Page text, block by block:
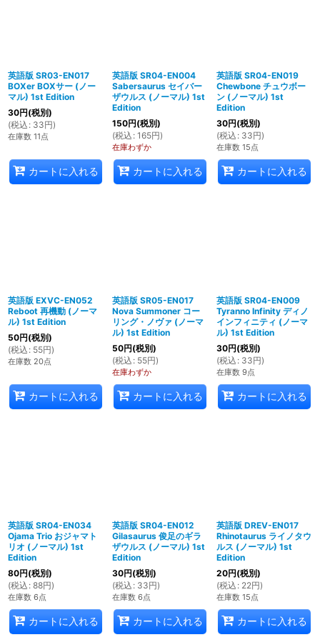
英語版 SR03-EN017
BOXer BOXサー (ノー
マル) 1st Edition
30円(税別)
(税込 : 33円)
在庫数 11点
カートに入れる
英語版 SR04-EN004
Sabersaurus セイバー
ザウルス (ノーマル) 1st
Edition
150円(税別)
(税込 : 165円)
在庫わずか
カートに入れる
英語版 SR04-EN019
Chewbone チュウボー
ン (ノーマル) 1st
Edition
30円(税別)
(税込 : 33円)
在庫数 15点
カートに入れる
英語版 EXVC-EN052
Reboot 再機動 (ノーマ
ル) 1st Edition
50円(税別)
(税込 : 55円)
在庫数 20点
カートに入れる
英語版 SR05-EN017
Nova Summoner コー
リング・ノヴァ (ノーマ
ル) 1st Edition
50円(税別)
(税込 : 55円)
在庫わずか
カートに入れる
英語版 SR04-EN009
Tyranno Infinity ディノ
インフィニティ (ノーマ
ル) 1st Edition
30円(税別)
(税込 : 33円)
在庫数 9点
カートに入れる
英語版 SR04-EN034
Ojama Trio おジャマト
リオ (ノーマル) 1st
Edition
80円(税別)
(税込 : 88円)
在庫数 6点
カートに入れる
英語版 SR04-EN012
Gilasaurus 俊足のギラ
ザウルス (ノーマル) 1st
Edition
30円(税別)
(税込 : 33円)
在庫数 6点
カートに入れる
英語版 DREV-EN017
Rhinotaurus ライノタウ
ルス (ノーマル) 1st
Edition
20円(税別)
(税込 : 22円)
在庫数 15点
カートに入れる